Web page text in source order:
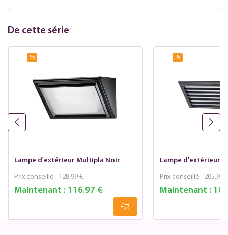
De cette série
%
Lampe d'extérieur Multipla Noir
Maintenant :116.97 €
Prix conseillé : 128.99 €
%
Lampe d'extérieur
Maintenant :
Prix conseillé : 205.99 €